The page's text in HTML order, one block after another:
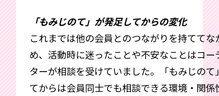
「もみじのて」が発足してからの変化
これまでは他の会員とのつながりを持ててな
め、活動時に迷ったことや不安なことはコー
ターが相談を受けていました。「もみじのて
てからは会員同士でも相談できる環境・関係